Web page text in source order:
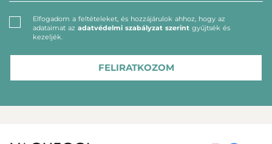
Elfogadom a feltételeket, és hozzájárulok ahhoz, hogy az
adataimat az adatvédelmi szabályzat szerint gyűjtsék és
kezeljék.
FELIRATKOZOM